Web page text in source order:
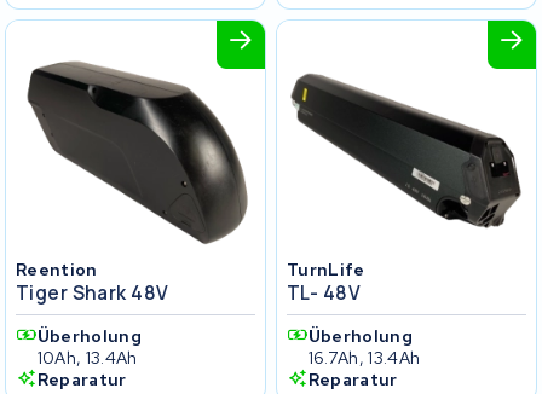
Reention
Tiger Shark 48V
Überholung
10Ah, 13.4Ah
Reparatur
TurnLife
TL- 48V
Überholung
16.7Ah, 13.4Ah
Reparatur